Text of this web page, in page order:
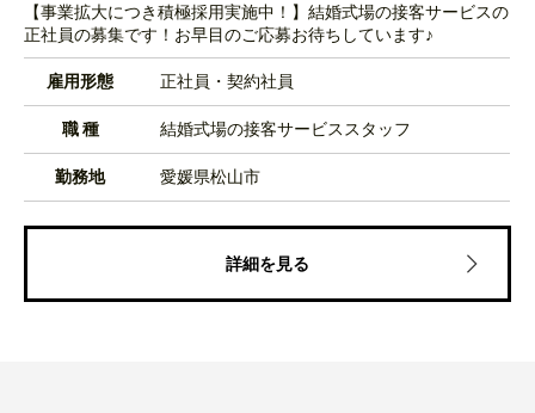
【事業拡大につき積極採用実施中！】結婚式場の接客サービスの
正社員の募集です！お早目のご応募お待ちしています♪
雇用形態 正社員・契約社員
職 種 結婚式場の接客サービススタッフ
勤務地 愛媛県松山市
詳細を見る